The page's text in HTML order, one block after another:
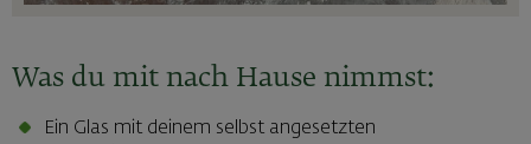
Was du mit nach Hause nimmst:
Ein Glas mit deinem selbst angesetzten